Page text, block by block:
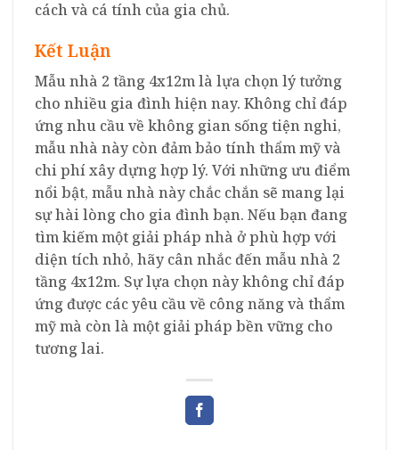
cách và cá tính của gia chủ.
Kết Luận
Mẫu nhà 2 tầng 4x12m là lựa chọn lý tưởng
cho nhiều gia đình hiện nay. Không chỉ đáp
ứng nhu cầu về không gian sống tiện nghi,
mẫu nhà này còn đảm bảo tính thẩm mỹ và
chi phí xây dựng hợp lý. Với những ưu điểm
nổi bật, mẫu nhà này chắc chắn sẽ mang lại
sự hài lòng cho gia đình bạn. Nếu bạn đang
tìm kiếm một giải pháp nhà ở phù hợp với
diện tích nhỏ, hãy cân nhắc đến mẫu nhà 2
tầng 4x12m. Sự lựa chọn này không chỉ đáp
ứng được các yêu cầu về công năng và thẩm
mỹ mà còn là một giải pháp bền vững cho
tương lai.